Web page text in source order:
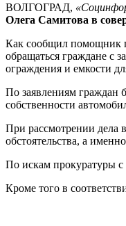
ВОЛГОГРАД,
Олега Самитова в
Как сообщил помощник
обращаться граждане с
ограждения и емкости
По заявлениям граждан
собственности
При рассмотрении дела
обстоятельства, а
По искам прокуратуры с
Кроме того в